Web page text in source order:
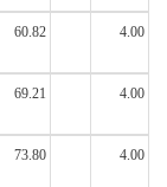
60.82 4.00
69.21 4.00
73.80 4.00